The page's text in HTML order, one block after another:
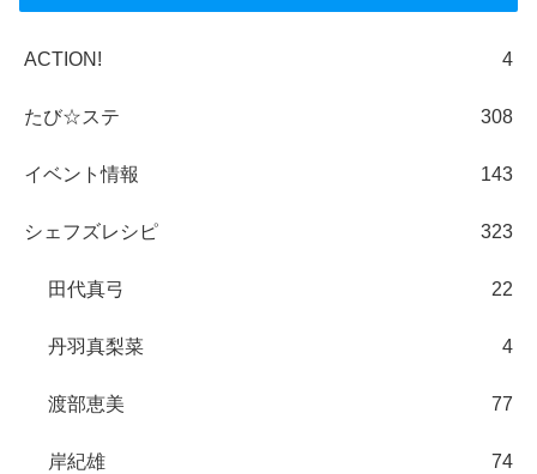
ACTION! 4
たび☆ステ 308
イベント情報 143
シェフズレシピ 323
田代真弓 22
丹羽真梨菜 4
渡部恵美 77
岸紀雄 74